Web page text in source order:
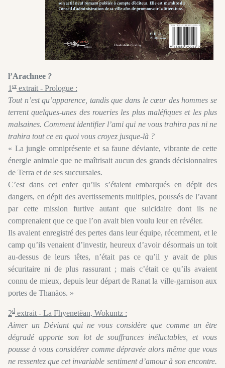
l’Arachnee ?
1 er extrait - Prologue :
Tout n’est qu’apparence, tandis que dans le cœur des hommes se
terrent quelques-unes des roueries les plus maléfiques et les plus
malsaines. Comment identifier l’ami qui ne vous trahira pas ni ne
trahira tout ce en quoi vous croyez jusque-là ?
« La jungle omniprésente et sa faune déviante, vibrante de cette
énergie animale que ne maîtrisait aucun des grands décisionnaires
de Terra et de ses succursales.
C’est dans cet enfer qu’ils s’étaient embarqués en dépit des
dangers, en dépit des avertissements multiples, poussés de l’avant
par cette mission furtive autant que suicidaire dont ils ne
comprenaient que ce que l’on avait bien voulu leur en révéler.
Ils avaient enregistré des pertes dans leur équipe, récemment, et le
camp qu’ils venaient d’investir, heureux d’avoir désormais un toit
au-dessus de leurs têtes, n’était pas ce qu’il y avait de plus
sécuritaire ni de plus rassurant ; mais c’était ce qu’ils avaient
connu de mieux, depuis leur départ de Ranat la ville-garnison aux
portes de Thanäos. »
2d extrait - La Fhyenetëan, Wokuntz :
Aimer un Déviant qui ne vous considère que comme un être
dégradé apporte son lot de souffrances inéluctables, et vous
pousse à vous considérer comme dépravée alors même que vous
ne ressentez que cet invariable sentiment d’amour à son encontre.